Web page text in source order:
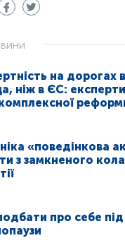
на дорогах в
ніж в ЄС:
«поведінкова
з замкненого
про себе